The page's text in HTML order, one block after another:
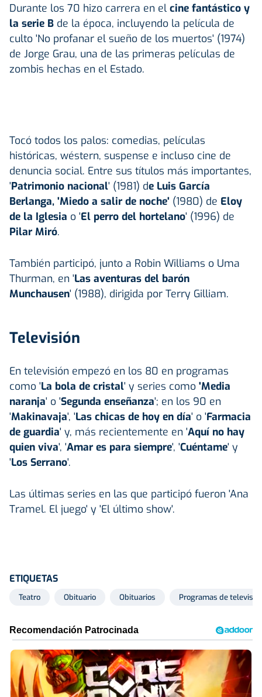
Durante los 70 hizo carrera en el cine fantástico y
la serie B de la época, incluyendo la película de
culto 'No profanar el sueño de los muertos' (1974)
de Jorge Grau, una de las primeras películas de
zombis hechas en el Estado.
Tocó todos los palos: comedias, películas
históricas, wéstern, suspense e incluso cine de
denuncia social. Entre sus títulos más importantes,
'Patrimonio nacional' (1981) de Luis García
Berlanga, 'Miedo a salir de noche' (1980) de Eloy
de la Iglesia o 'El perro del hortelano' (1996) de
Pilar Miró.
También participó, junto a Robin Williams o Uma
Thurman, en 'Las aventuras del barón
Munchausen' (1988), dirigida por Terry Gilliam.
Televisión
En televisión empezó en los 80 en programas
como 'La bola de cristal' y series como 'Media
naranja' o 'Segunda enseñanza'; en los 90 en
'Makinavaja', 'Las chicas de hoy en día' o 'Farmacia
de guardia' y, más recientemente en 'Aquí no hay
quien viva', 'Amar es para siempre', 'Cuéntame' y
'Los Serrano'.
Las últimas series en las que participó fueron 'Ana
Tramel. El juego' y 'El último show'.
ETIQUETAS
Teatro Obituario Obituarios Programas de